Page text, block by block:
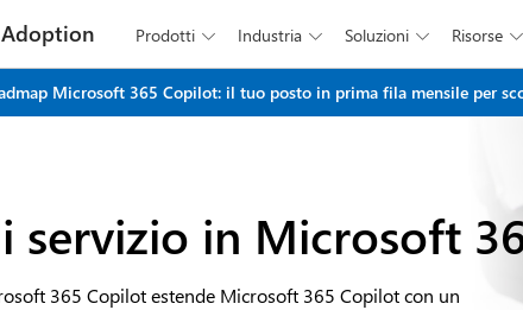
Prodotti  Industria  Soluzioni  Risorse 
Microsoft 365 Copilot: il tuo posto in prima fila mensile per
servizio in Microsoft
365 Copilot estende Microsoft 365 Copilot con un